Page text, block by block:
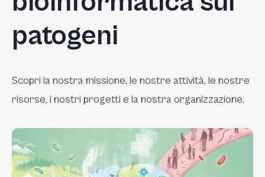
patogeni
Scopri la nostra missione, le nostre attività, le nostre
risorse, i nostri progetti e la nostra organizzazione.